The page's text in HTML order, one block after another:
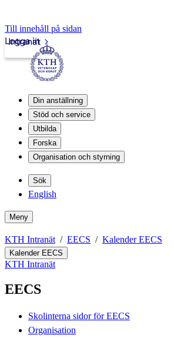
Till innehåll på sidan
Intranät
Logga in
Din anställning
Stöd och service
Utbilda
Forska
Organisation och styrning
Sök
English
Meny
KTH Intranät EECS Kalender EECS
Kalender EECS
KTH Intranät
EECS
Skolinterna sidor för EECS
Organisation